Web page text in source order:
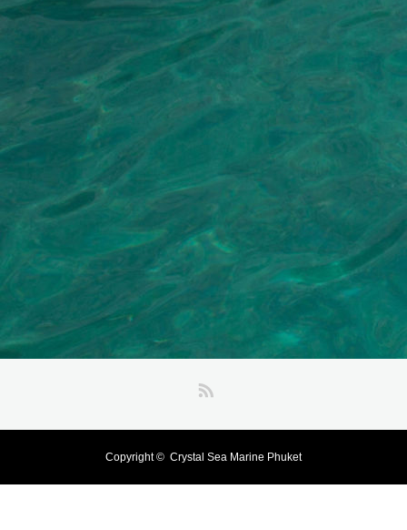
Copyright © Crystal Sea Marine Phuket